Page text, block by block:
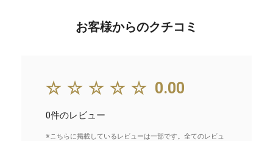
お客様からのクチコミ
☆☆☆☆☆ 0.00
0件のレビュー
※こちらに掲載しているレビューは一部です。全てのレビュ